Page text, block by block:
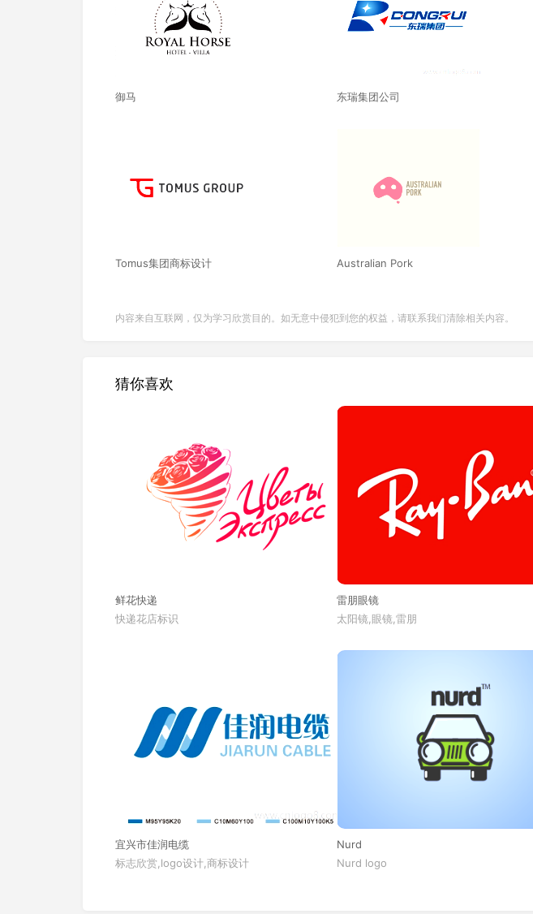
御马 东瑞集团公司
Tomus集团商标设计 Australian Pork
内容来自互联网，仅为学习欣赏目的。如无意中侵犯到您的权益，请联系我们清除相关内容。
猜你喜欢
鲜花快递
快递花店标识
雷朋眼镜
太阳镜,眼镜,雷朋
宜兴市佳润电缆
标志欣赏,logo设计,商标设计
Nurd
Nurd logo